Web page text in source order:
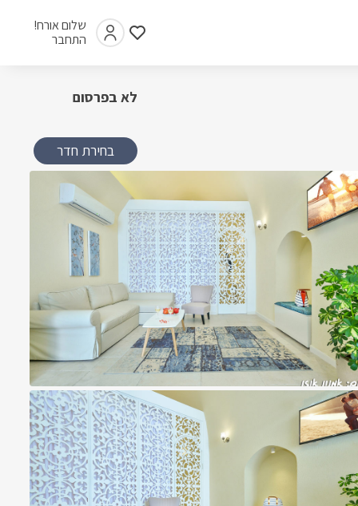
שלום אורח!
התחבר
לא בפרסום
בחירת חדר